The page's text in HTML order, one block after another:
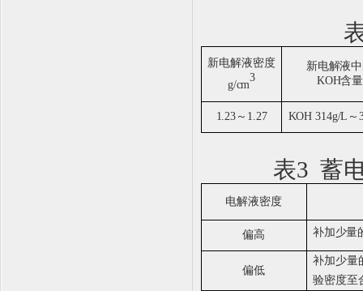
新电解液密度
g/cm
3
新电解液
KOH含量
1.23 ～ 1.27 KOH 314g/L ～
表3 蓄
电解液密度
偏高 补加少量
偏低
补加少量
验密度至